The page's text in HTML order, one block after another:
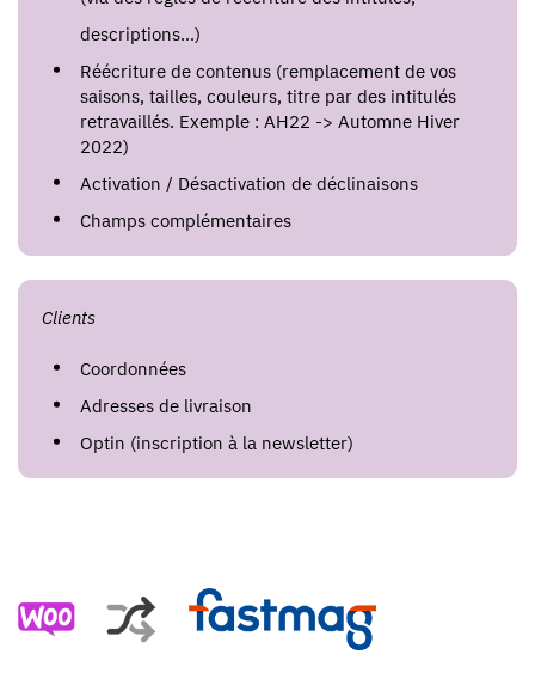
descriptions…)
Réécriture de contenus (remplacement de vos
saisons, tailles, couleurs, titre par des intitulés
retravaillés. Exemple : AH22 -> Automne Hiver
2022)
Activation / Désactivation de déclinaisons
Champs complémentaires
Clients
Coordonnées
Adresses de livraison
Optin (inscription à la newsletter)